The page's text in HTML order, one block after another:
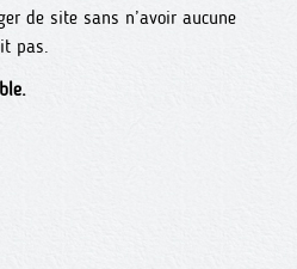
de site sans n’avoir aucune
pas.